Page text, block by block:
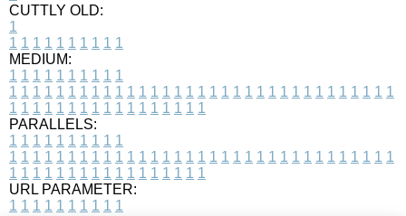
CUTTLY OLD:
1
1 1 1 1 1 1 1 1 1 1
MEDIUM:
1 1 1 1 1 1 1 1 1 1
1 1 1 1 1 1 1 1 1 1 1 1 1 1 1 1 1 1 1 1 1 1 1 1 1 1 1 1 1 1 1 1 1
1 1 1 1 1 1 1 1 1 1 1 1 1 1 1 1 1
PARALLELS:
1 1 1 1 1 1 1 1 1 1
1 1 1 1 1 1 1 1 1 1 1 1 1 1 1 1 1 1 1 1 1 1 1 1 1 1 1 1 1 1 1 1 1
1 1 1 1 1 1 1 1 1 1 1 1 1 1 1 1 1
URL PARAMETER:
1 1 1 1 1 1 1 1 1 1